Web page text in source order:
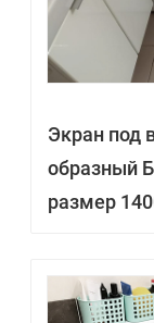
Экран под
образный
размер